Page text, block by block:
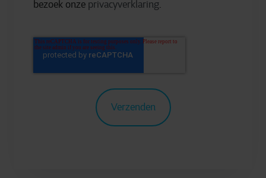
bezoek onze privacyverklaring.